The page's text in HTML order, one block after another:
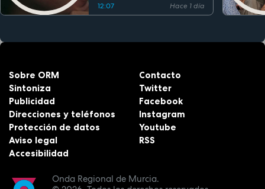
12:07
Hace 1 día
Onda Regional de Murcia.
Sobre ORM
Sintoniza
Publicidad
Direcciones y teléfonos
Protección de datos
Aviso legal
Accesibilidad
Contacto
Twitter
Facebook
Instagram
Youtube
RSS